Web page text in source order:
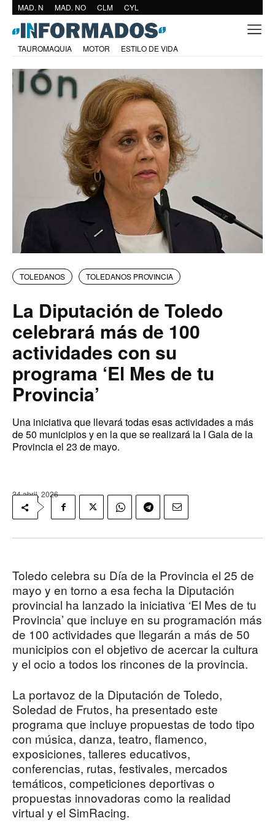
MAD. N MAD. NO CLM CYL
TAUROMAQUIA MOTOR ESTILO DE VIDA
TOLEDANOS TOLEDANOS PROVINCIA
La Diputación de Toledo
celebrará más de 100
actividades con su
programa ‘El Mes de tu
Provincia’
Una iniciativa que llevará todas esas actividades a más
de 50 municipios y en la que se realizará la I Gala de la
Provincia el 23 de mayo.
24 abril, 2026
Toledo celebra su Día de la Provincia el 25 de
mayo y en torno a esa fecha la Diputación
provincial ha lanzado la iniciativa ‘El Mes de tu
Provincia’ que incluye en su programación más
de 100 actividades que llegarán a más de 50
municipios con el objetivo de acercar la cultura
y el ocio a todos los rincones de la provincia.
La portavoz de la Diputación de Toledo,
Soledad de Frutos, ha presentado este
programa que incluye propuestas de todo tipo
con música, danza, teatro, flamenco,
exposiciones, talleres educativos,
conferencias, rutas, festivales, mercados
temáticos, competiciones deportivas o
propuestas innovadoras como la realidad
virtual y el SimRacing.